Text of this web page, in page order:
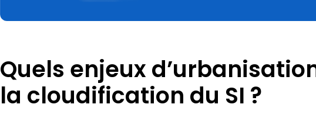
Quels enjeux
la cloudification du SI ?